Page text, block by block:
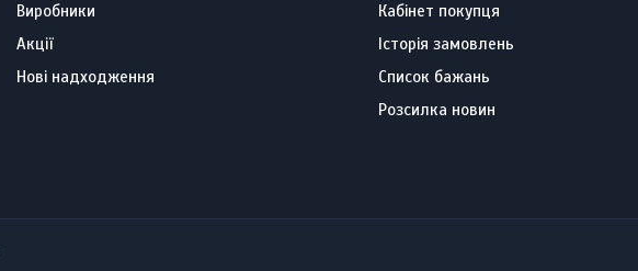
Виробники
Акції
Нові надходження
Кабінет покупця
Історія замовлень
Список бажань
Розсилка новин